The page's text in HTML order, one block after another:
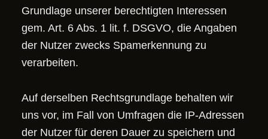
Grundlage unserer berechtigten Interessen
gem. Art. 6 Abs. 1 lit. f. DSGVO, die Angaben
der Nutzer zwecks Spamerkennung zu
verarbeiten.
Auf derselben Rechtsgrundlage behalten wir
uns vor, im Fall von Umfragen die IP-Adressen
der Nutzer für deren Dauer zu speichern und